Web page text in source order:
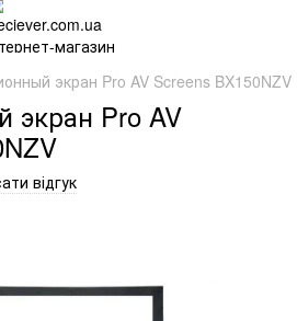
экран Pro AV Screens BX150NZV
экран Pro AV
відгук